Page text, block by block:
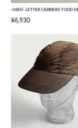
-USED- LETTER CARRIERS' FOOD
¥6,930